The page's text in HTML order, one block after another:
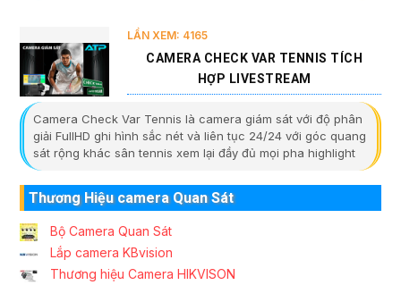
LẦN XEM: 4165
CAMERA CHECK VAR TENNIS TÍCH
HỢP LIVESTREAM
Camera Check Var Tennis là camera giám sát với độ phân
giải FullHD ghi hình sắc nét và liên tục 24/24 với góc quang
sát rộng khác sân tennis xem lại đầy đủ mọi pha highlight
Thương Hiệu camera Quan Sát
Bộ Camera Quan Sát
Lắp camera KBvision
Thương hiệu Camera HIKVISON